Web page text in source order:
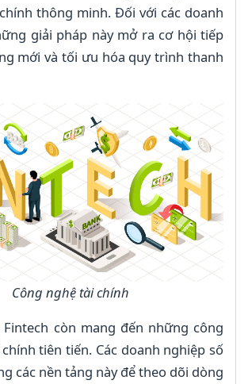
thông minh. Đối với các doanh
giải pháp này mở ra cơ hội tiếp
mới và tối ưu hóa quy trình thanh
Công nghệ tài chính
Fintech còn mang đến những công
tiên tiến. Các doanh nghiệp số
các nền tảng này để theo dõi dòng